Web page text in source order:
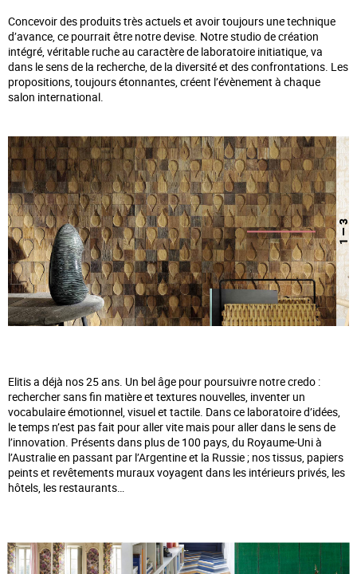
Concevoir des produits très actuels et avoir toujours une technique
d’avance, ce pourrait être notre devise. Notre studio de création
intégré, véritable ruche au caractère de laboratoire initiatique, va
dans le sens de la recherche, de la diversité et des confrontations. Les
propositions, toujours étonnantes, créent l’évènement à chaque
salon international.
1
— 3
Elitis a déjà nos 25 ans. Un bel âge pour poursuivre notre credo :
rechercher sans fin matière et textures nouvelles, inventer un
vocabulaire émotionnel, visuel et tactile. Dans ce laboratoire d’idées,
le temps n’est pas fait pour aller vite mais pour aller dans le sens de
l’innovation. Présents dans plus de 100 pays, du Royaume-Uni à
l’Australie en passant par l’Argentine et la Russie ; nos tissus, papiers
peints et revêtements muraux voyagent dans les intérieurs privés, les
hôtels, les restaurants…